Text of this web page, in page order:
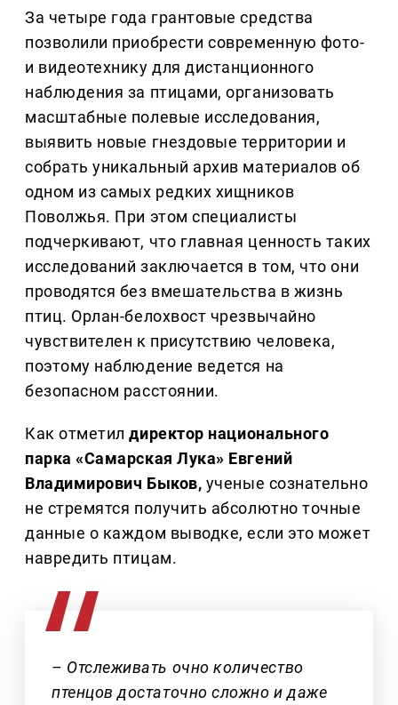
За четыре года грантовые средства
позволили приобрести современную фото-
и видеотехнику для дистанционного
наблюдения за птицами, организовать
масштабные полевые исследования,
выявить новые гнездовые территории и
собрать уникальный архив материалов об
одном из самых редких хищников
Поволжья. При этом специалисты
подчеркивают, что главная ценность таких
исследований заключается в том, что они
проводятся без вмешательства в жизнь
птиц. Орлан-белохвост чрезвычайно
чувствителен к присутствию человека,
поэтому наблюдение ведется на
безопасном расстоянии.
Как отметилдиректор национального
парка «Самарская Лука» Евгений
Владимирович Быков, ученые сознательно
не стремятся получить абсолютно точные
данные о каждом выводке, если это может
навредить птицам.
– Отслеживать очно количество
птенцов достаточно сложно и даже